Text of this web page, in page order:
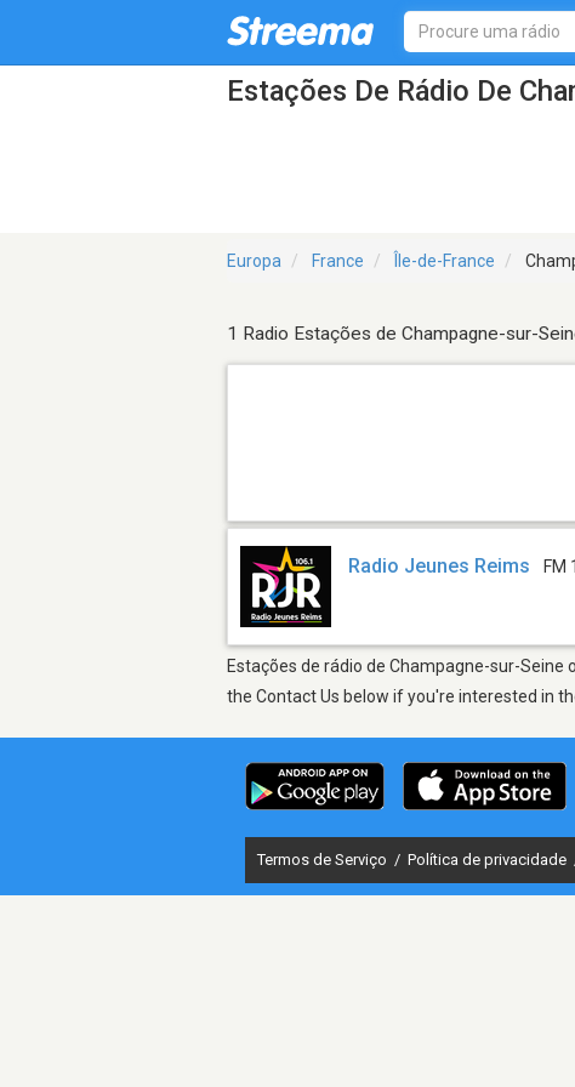
Estações De Rádio De
Europa France Île-de-France
1 Radio Estações de Champagne-sur-
Radio Jeunes Reims FM
Estações de rádio de Champagne-sur-Seine
the Contact Us below if you're interested in
Termos de Serviço / Política de privacidade